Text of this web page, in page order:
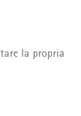
la propria